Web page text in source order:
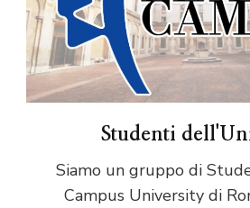
Studenti
Siamo un gruppo di
Campus University di